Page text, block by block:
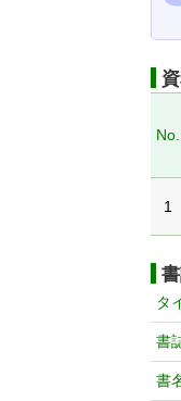
No.
1
タ
書
書